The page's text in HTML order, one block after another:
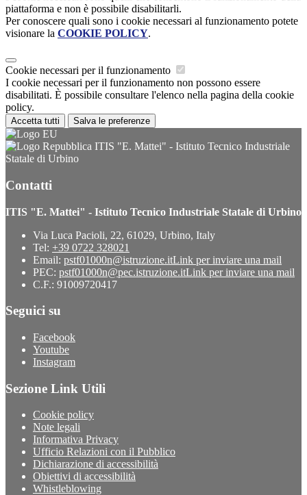
piattaforma e non è possibile disabilitarli.
Per conoscere quali sono i cookie necessari al funzionamento potete
visionare la COOKIE POLICY.
Cookie necessari per il funzionamento
I cookie necessari per il funzionamento non possono essere
disabilitati. È possibile consultare l'elenco nella pagina della cookie
policy.
Accetta tutti Salva le preferenze
ITIS "E. Mattei" - Istituto Tecnico Industriale
Statale di Urbino
Contatti
ITIS "E. Mattei" - Istituto Tecnico Industriale Statale di Urbino
Via Luca Pacioli, 22, 61029, Urbino, Italy
Tel: +39 0722 328021
Email: pstf01000n@istruzione.itLink per inviare una mail
PEC: pstf01000n@pec.istruzione.itLink per inviare una mail
C.F.: 91009720417
Seguici su
Facebook
Youtube
Instagram
Sezione Link Utili
Cookie policy
Note legali
Informativa Privacy
Ufficio Relazioni con il Pubblico
Dichiarazione di accessibilità
Obiettivi di accessibilità
Whistleblowing